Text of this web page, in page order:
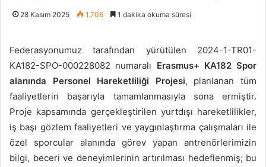
28 Kasım 2025 1.706 1 dakika okuma süresi
Federasyonumuz tarafından yürütülen 2024-1-TR01-
KA182-SPO-000228082 numaralı Erasmus+ KA182 Spor
alanında Personel Hareketliliği Projesi, planlanan tüm
faaliyetlerin başarıyla tamamlanmasıyla sona ermiştir.
Proje kapsamında gerçekleştirilen yurtdışı hareketlilikler,
iş başı gözlem faaliyetleri ve yaygınlaştırma çalışmaları ile
özel sporcular alanında görev yapan antrenörlerimizin
bilgi, beceri ve deneyimlerinin artırılması hedeflenmiş; bu